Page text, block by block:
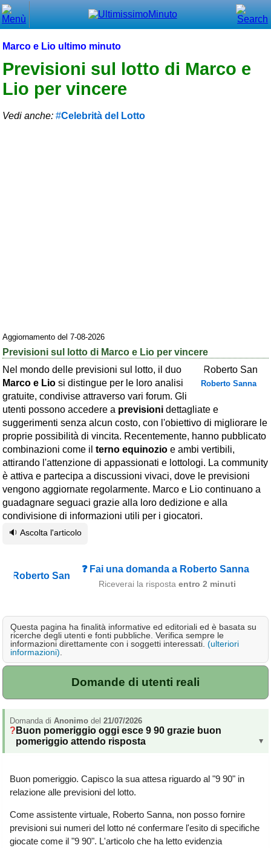
Marco e Lio ultimo minuto
Previsioni sul lotto di Marco e
Lio per vincere
Vedi anche: Celebrità del Lotto
Aggiornamento del 7-08-2026
Previsioni sul lotto di Marco e Lio per vincere
Roberto Sanna
Nel mondo delle previsioni sul lotto, il duo
Marco e Lio si distingue per le loro analisi
gratuite, condivise attraverso vari forum. Gli
utenti possono accedere a previsioni dettagliate e
suggerimenti senza alcun costo, con l'obiettivo di migliorare le
proprie possibilità di vincita. Recentemente, hanno pubblicato
combinazioni come il terno equinozio e ambi vertibili,
attirando l'attenzione di appassionati e lottologi. La community
è attiva e partecipa a discussioni vivaci, dove le previsioni
vengono aggiornate regolarmente. Marco e Lio continuano a
guadagnare seguaci grazie alla loro dedizione e alla
condivisione di informazioni utili per i giocatori.
🔉 Ascolta l'articolo
❓ Fai una domanda a Roberto Sanna
Riceverai la risposta entro 2 minuti
Questa pagina ha finalità informative ed editoriali ed è basata su
ricerche degli utenti e fonti pubbliche. Verifica sempre le
informazioni direttamente con i soggetti interessati. (ulteriori
informazioni)
Domande di utenti reali
Domanda di Anonimo del 21/07/2026
Buon pomeriggio oggi esce 9 90 grazie buon
pomeriggio attendo risposta
▸
Buon pomeriggio. Capisco la sua attesa riguardo al "9 90" in
relazione alle previsioni del lotto.
Come assistente virtuale, Roberto Sanna, non posso fornire
previsioni sui numeri del lotto né confermare l'esito di specifiche
giocate come il "9 90". L'articolo che ha letto evidenzia
Menù principale
⌂ Home
🕐 Last Minute
🕐 First Minute
Blog
Eventi e cose da vedere
➕ Segnala evento
Area riservata
Chi siamo
Ambienti
≋ Mare
🗻 Montagna
Laghi
Isole
Terme
Altro
Cerca le offerte per regione
Abruzzo(214)
(64)
Campania(365)
Emilia - Romagna(227)
(39)
Liguria(190)
Lombardia(177)